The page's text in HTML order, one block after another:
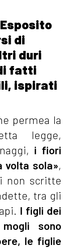
di
duri
fatti
ispirati
permea la
legge,
i fiori
volta sola»,
non scritte
tra gli
I figli dei
sono
le figlie